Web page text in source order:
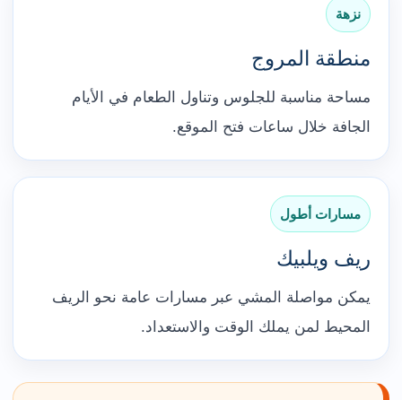
نزهة
منطقة المروج
مساحة مناسبة للجلوس وتناول الطعام في الأيام
الجافة خلال ساعات فتح الموقع.
مسارات أطول
ريف ويلبيك
يمكن مواصلة المشي عبر مسارات عامة نحو الريف
المحيط لمن يملك الوقت والاستعداد.